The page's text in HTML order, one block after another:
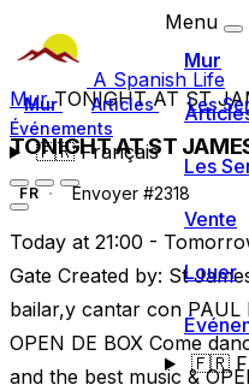
A Spanish Life
Mur Articles Les
Événements
🇫🇷Français
Menu
Mur
Les
Vente
Louer
🇫🇷
MurTONIGHT AT ST
TONIGHT AT ST
FR Envoyer #2318
Today at 21:00 -
Gate Created by: St
bailar,y cantar con PAUL
OPEN DE BOX Come
and the best music &